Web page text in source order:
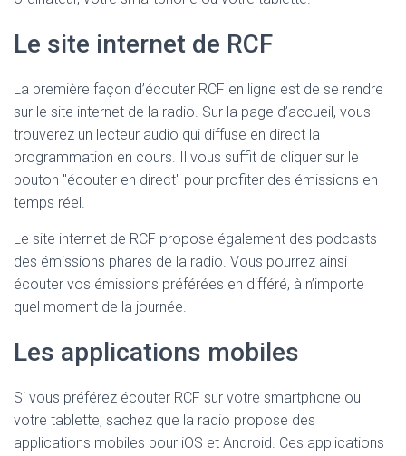
Le site internet de RCF
La première façon d’écouter RCF en ligne est de se rendre
sur le site internet de la radio. Sur la page d’accueil, vous
trouverez un lecteur audio qui diffuse en direct la
programmation en cours. Il vous suffit de cliquer sur le
bouton "écouter en direct" pour profiter des émissions en
temps réel.
Le site internet de RCF propose également des podcasts
des émissions phares de la radio. Vous pourrez ainsi
écouter vos émissions préférées en différé, à n’importe
quel moment de la journée.
Les applications mobiles
Si vous préférez écouter RCF sur votre smartphone ou
votre tablette, sachez que la radio propose des
applications mobiles pour iOS et Android. Ces applications